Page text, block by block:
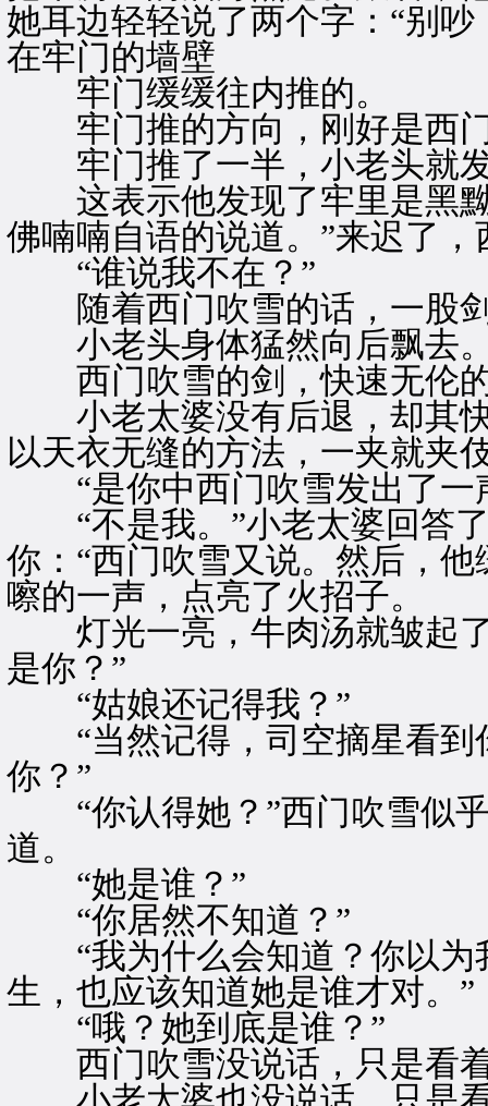
她耳边轻轻说了两个字：“别
在牢门的墙壁
牢门缓缓往内推的。
牢门推的方向，刚好是西
牢门推了一半，小老头就发
这表示他发现了牢里是黑黝
佛喃喃自语的说道。”来迟了，
“谁说我不在？”
随着西门吹雪的话，一股剑
小老头身体猛然向后飘去
西门吹雪的剑，快速无伦
小老太婆没有后退，却其快
以天衣无缝的方法，一夹就夹
“是你中西门吹雪发出了一
“不是我。”小老太婆回答了
你：“西门吹雪又说。然后，
嚓的一声，点亮了火招子。
灯光一亮，牛肉汤就皱起了
是你？”
“姑娘还记得我？”
“当然记得，司空摘星看到
你？”
“你认得她？”西门吹雪似乎
道。
“她是谁？”
“你居然不知道？”
“我为什么会知道？你以为
生，也应该知道她是谁才对。”
“哦？她到底是谁？”
西门吹雪没说话，只是看